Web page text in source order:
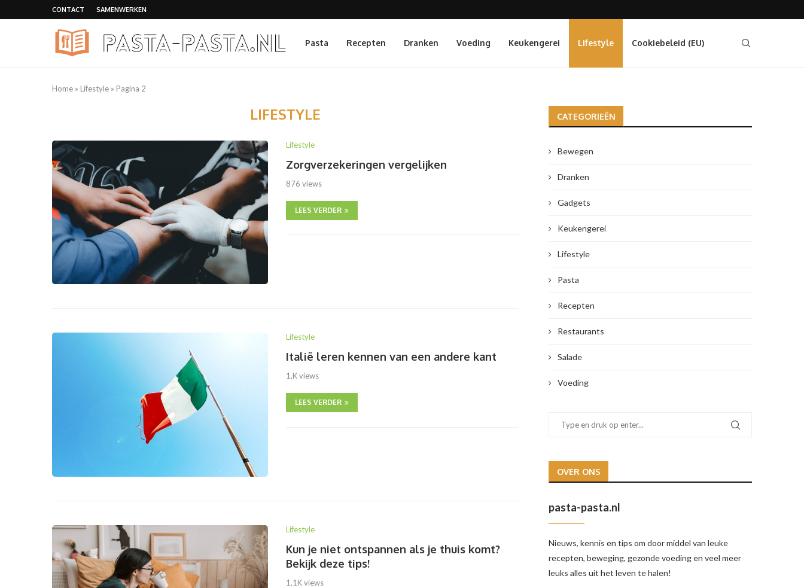
CONTACT SAMENWERKEN
Pasta Recepten Dranken Voeding Keukengerei Lifestyle Cookiebeleid (EU)
Home » Lifestyle » Pagina 2
LIFESTYLE
Lifestyle
Zorgverzekeringen vergelijken
876 views
LEES VERDER
Lifestyle
Italië leren kennen van een andere kant
1,K views
LEES VERDER
Lifestyle
Kun je niet ontspannen als je thuis komt?
Bekijk deze tips!
1,1K views
CATEGORIEËN
Bewegen
Dranken
Gadgets
Keukengerei
Lifestyle
Pasta
Recepten
Restaurants
Salade
Voeding
OVER ONS
pasta-pasta.nl
Nieuws, kennis en tips om door middel van leuke
recepten, beweging, gezonde voeding en veel meer
leuks alles uit het leven te halen!